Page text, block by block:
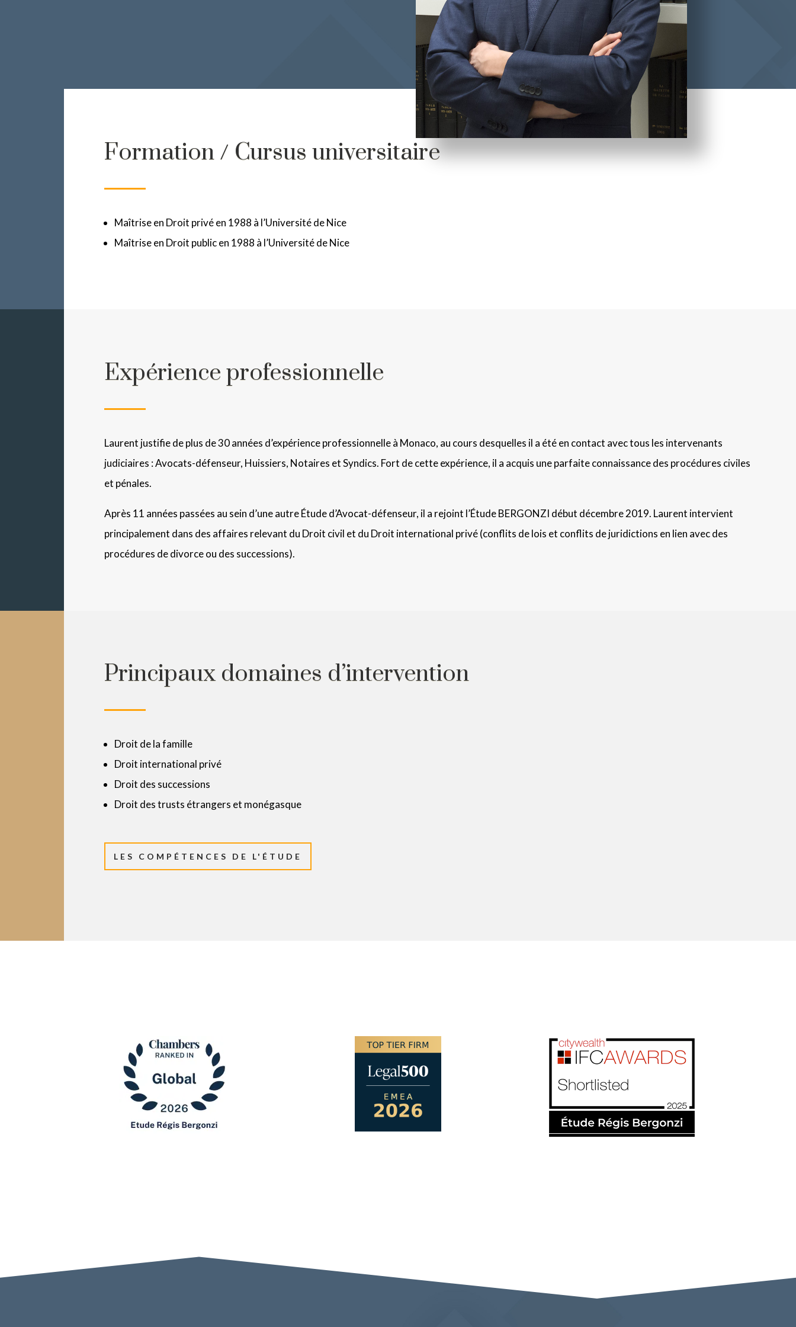
Formation / Cursus universitaire
Maîtrise en Droit privé en 1988 à l’Université de Nice
Maîtrise en Droit public en 1988 à l’Université de Nice
Expérience professionnelle
Laurent justifie de plus de 30 années d’expérience professionnelle à Monaco, au cours desquelles il a été en contact avec tous les intervenants
judiciaires : Avocats-défenseur, Huissiers, Notaires et Syndics. Fort de cette expérience, il a acquis une parfaite connaissance des procédures civiles
et pénales.
Après 11 années passées au sein d’une autre Étude d’Avocat-défenseur, il a rejoint l’Étude BERGONZI début décembre 2019. Laurent intervient
principalement dans des affaires relevant du Droit civil et du Droit international privé (conflits de lois et conflits de juridictions en lien avec des
procédures de divorce ou des successions).
Principaux domaines d’intervention
Droit de la famille
Droit international privé
Droit des successions
Droit des trusts étrangers et monégasque
LES COMPÉTENCES DE L'ÉTUDE